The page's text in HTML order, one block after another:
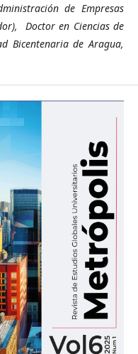
de Empresas
Doctor en Ciencias de
Bicentenaria de Aragua,